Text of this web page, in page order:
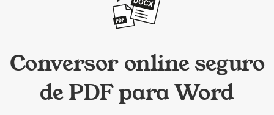
Conversor online seguro
de PDF para Word